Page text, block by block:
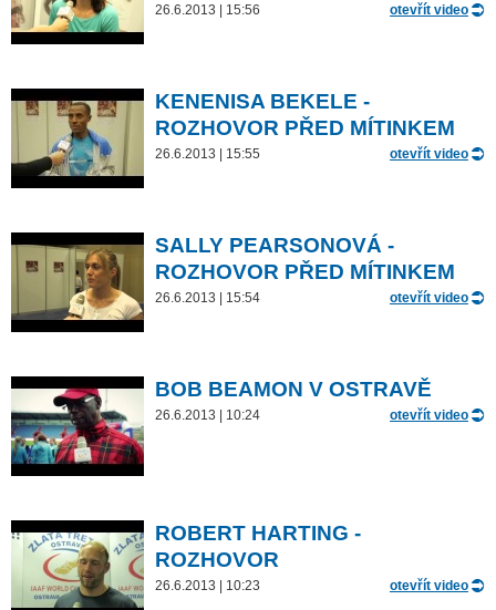
26.6.2013 | 15:56 otevřít video
KENENISA BEKELE -
ROZHOVOR PŘED MÍTINKEM
26.6.2013 | 15:55 otevřít video
SALLY PEARSONOVÁ -
ROZHOVOR PŘED MÍTINKEM
26.6.2013 | 15:54 otevřít video
BOB BEAMON V OSTRAVĚ
26.6.2013 | 10:24 otevřít video
ROBERT HARTING -
ROZHOVOR
26.6.2013 | 10:23 otevřít video